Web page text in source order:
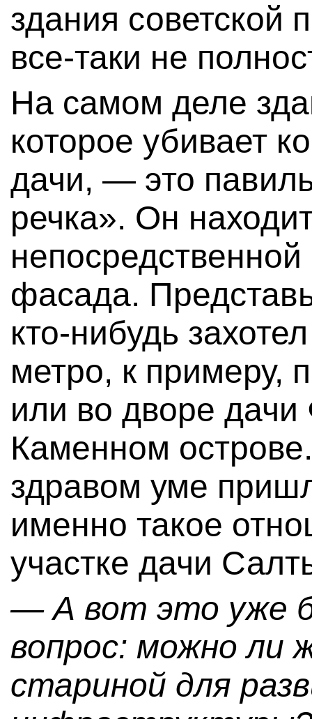
здания советской
все-таки не
На самом деле
которое убивает
дачи, — это
речка». Он
непосредственной
фасада.
кто-нибудь
метро, к примеру,
или во дворе
Каменном
здравом уме
именно такое
участке дачи
— А вот это уже
вопрос: можно ли
стариной для